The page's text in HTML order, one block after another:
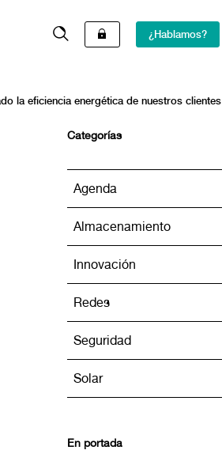
¿Hablamos?
la eficiencia energética de nuestros clientes
Categorías
Agenda
Almacenamiento
Innovación
Redes
Seguridad
Solar
En portada